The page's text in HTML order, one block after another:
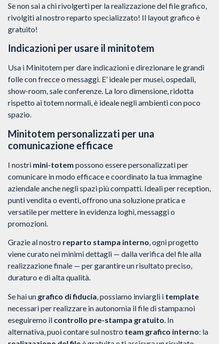
Se non sai a chi rivolgerti per la realizzazione del file grafico,
rivolgiti al nostro reparto specializzato! Il layout grafico è
gratuito!
Indicazioni per usare il minitotem
Usa i Minitotem per dare indicazioni e direzionare le grandi
folle con frecce o messaggi. E’ ideale per musei, ospedali,
show-room, sale conferenze. La loro dimensione, ridotta
rispetto ai totem normali, è ideale negli ambienti con poco
spazio.
Minitotem personalizzati per una
comunicazione efficace
I nostri mini-totem possono essere personalizzati per
comunicare in modo efficace e coordinato la tua immagine
aziendale anche negli spazi più compatti. Ideali per reception,
punti vendita o eventi, offrono una soluzione pratica e
versatile per mettere in evidenza loghi, messaggi o
promozioni.
Grazie al nostro reparto stampa interno, ogni progetto
viene curato nei minimi dettagli — dalla verifica del file alla
realizzazione finale — per garantire un risultato preciso,
duraturo e di alta qualità.
Se hai un grafico di fiducia , possiamo inviargli i template
necessari per realizzare in autonomia il file di stampa:noi
eseguiremo il controllo pre-stampa gratuito In
alternativa, puoi contare sul nostro team grafico interno: la